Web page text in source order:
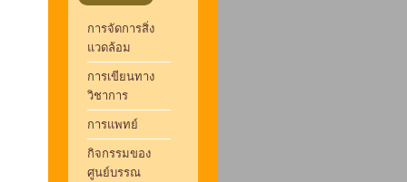
การจัดการสิ่ง
แวดล้อม
การเขียนทาง
วิชาการ
การแพทย์
กิจกรรมของ
ศูนย์บรรณ